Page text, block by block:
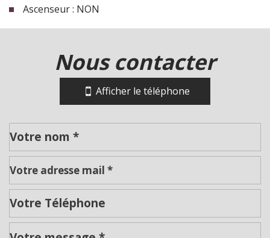
Ascenseur : NON
la ville de riorges (42153)
nous contacter
Afficher le téléphone